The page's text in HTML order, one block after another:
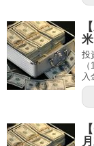
投
入